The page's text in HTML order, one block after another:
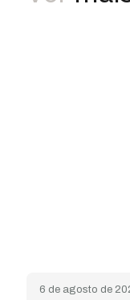
6 de agosto de